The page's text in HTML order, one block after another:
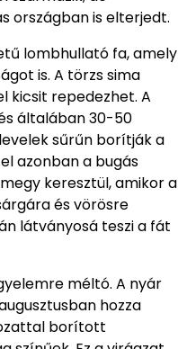
országban is elterjedt.
lombhullató fa, amely
is. A törzs sima
kicsit repedezhet. A
általában 30-50
sűrűn borítják a
azonban a bugás
keresztül, amikor a
és vörösre
látványosá teszi a fát
méltó. A nyár
hozza
borított